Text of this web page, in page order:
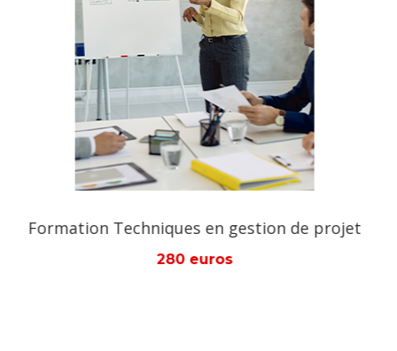
financer plusieurs enfants. Ou achetez plusieurs
bourses qui nous permettrons même de construire
des écoles, des centres de formations qui ne seront
plus payantes (gratuites) Après votre don, visitez
le site Web de notre fondation où nous publions
régulièrement les prénoms, pays et types d'aides
de nos donateurs et aussi des demandeurs d'aides
www.aman-international.org.
Formation Module en montage de
280 euros